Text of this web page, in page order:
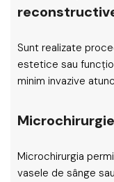
Sunt realizate
estetice sau
minim invazive
Microchirurgia
vasele de sânge